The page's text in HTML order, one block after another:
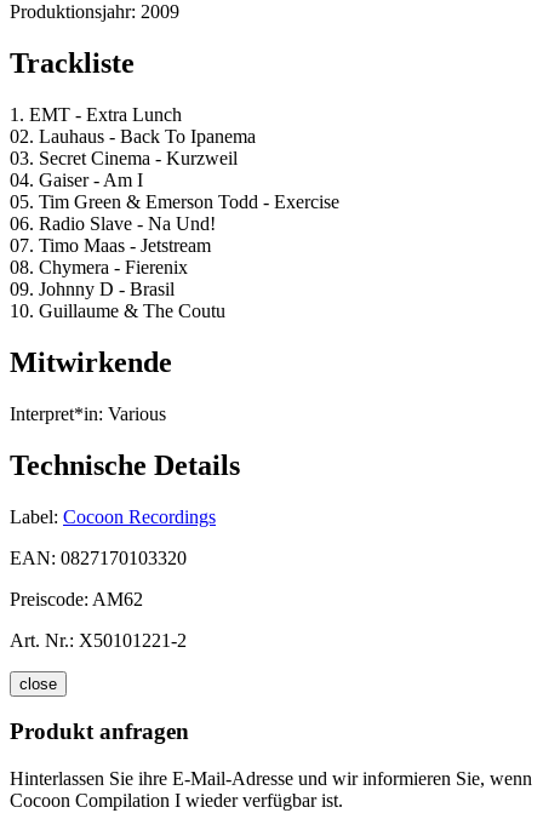
Produktionsjahr: 2009
Trackliste
1. EMT - Extra Lunch
02. Lauhaus - Back To Ipanema
03. Secret Cinema - Kurzweil
04. Gaiser - Am I
05. Tim Green & Emerson Todd - Exercise
06. Radio Slave - Na Und!
07. Timo Maas - Jetstream
08. Chymera - Fierenix
09. Johnny D - Brasil
10. Guillaume & The Coutu
Mitwirkende
Interpret*in: Various
Technische Details
Label: Cocoon Recordings
EAN: 0827170103320
Preiscode: AM62
Art. Nr.: X50101221-2
close
Produkt anfragen
Hinterlassen Sie ihre E-Mail-Adresse und wir informieren Sie, wenn
Cocoon Compilation I wieder verfügbar ist.